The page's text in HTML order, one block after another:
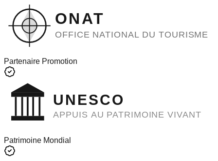
ONAT
OFFICE NATIONAL DU TOURISME
Partenaire Promotion
UNESCO
APPUIS AU PATRIMOINE VIVANT
Patrimoine Mondial